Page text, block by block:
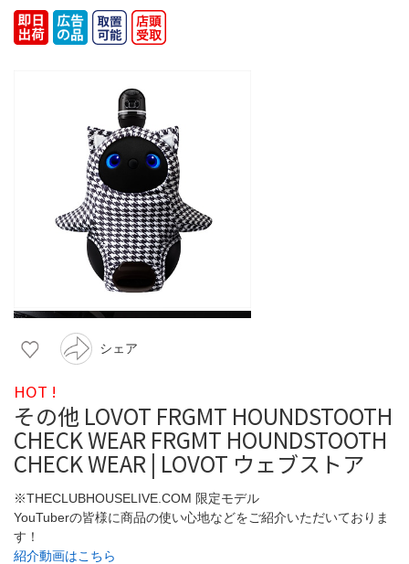
シェア
HOT !
その他 LOVOT FRGMT HOUNDSTOOTH
CHECK WEAR FRGMT HOUNDSTOOTH
CHECK WEAR | LOVOT ウェブストア
※THECLUBHOUSELIVE.COM 限定モデル
YouTuberの皆様に商品の使い心地などをご紹介いただいておりま
す！
紹介動画はこちら